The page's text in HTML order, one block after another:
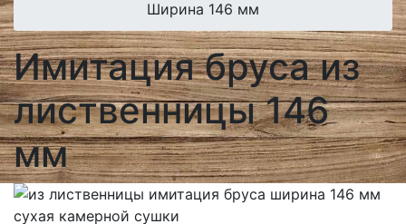
Ширина 146 мм
Имитация бруса из
лиственницы 146
мм